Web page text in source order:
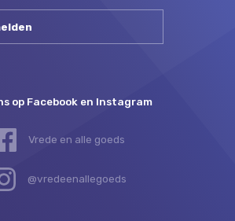
op Facebook en Instagram
Vrede en alle goeds
@vredeenallegoeds